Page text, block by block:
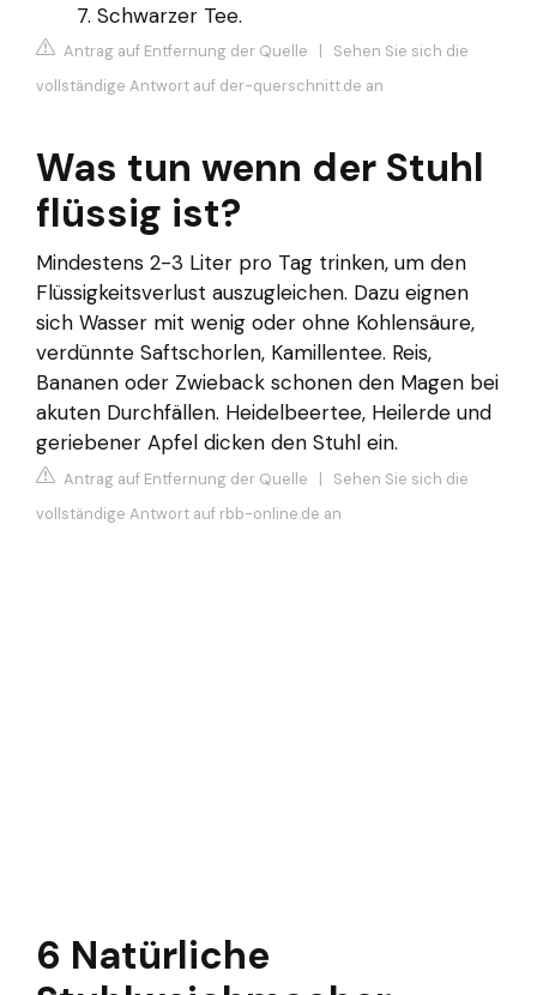
Schwarzer Tee.
Antrag auf Entfernung der Quelle | Sehen Sie sich die
vollständige Antwort auf der-querschnitt.de an
Was tun wenn der Stuhl
flüssig ist?
Mindestens 2-3 Liter pro Tag trinken, um den
Flüssigkeitsverlust auszugleichen. Dazu eignen
sich Wasser mit wenig oder ohne Kohlensäure,
verdünnte Saftschorlen, Kamillentee. Reis,
Bananen oder Zwieback schonen den Magen bei
akuten Durchfällen. Heidelbeertee, Heilerde und
geriebener Apfel dicken den Stuhl ein.
Antrag auf Entfernung der Quelle | Sehen Sie sich die
vollständige Antwort auf rbb-online.de an
6 Natürliche